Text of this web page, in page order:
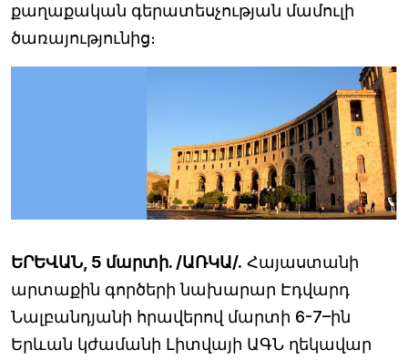
քաղաքական գերատեսչության մամուլի
ծառայությունից։
ԵՐԵՎԱՆ, 5 մարտի. /ԱՌԿԱ/. Հայաստանի
արտաքին գործերի նախարար Էդվարդ
Նալբանդյանի հրավերով մարտի 6-7–ին
Երևան կժամանի Լիտվայի ԱԳՆ ղեկավար